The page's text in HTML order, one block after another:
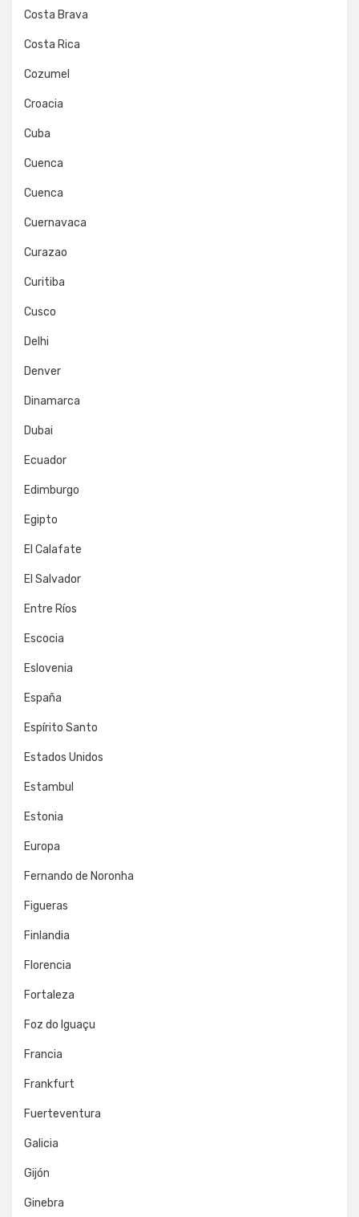
Costa Brava
Costa Rica
Cozumel
Croacia
Cuba
Cuenca
Cuenca
Cuernavaca
Curazao
Curitiba
Cusco
Delhi
Denver
Dinamarca
Dubai
Ecuador
Edimburgo
Egipto
El Calafate
El Salvador
Entre Ríos
Escocia
Eslovenia
España
Espírito Santo
Estados Unidos
Estambul
Estonia
Europa
Fernando de Noronha
Figueras
Finlandia
Florencia
Fortaleza
Foz do Iguaçu
Francia
Frankfurt
Fuerteventura
Galicia
Gijón
Ginebra